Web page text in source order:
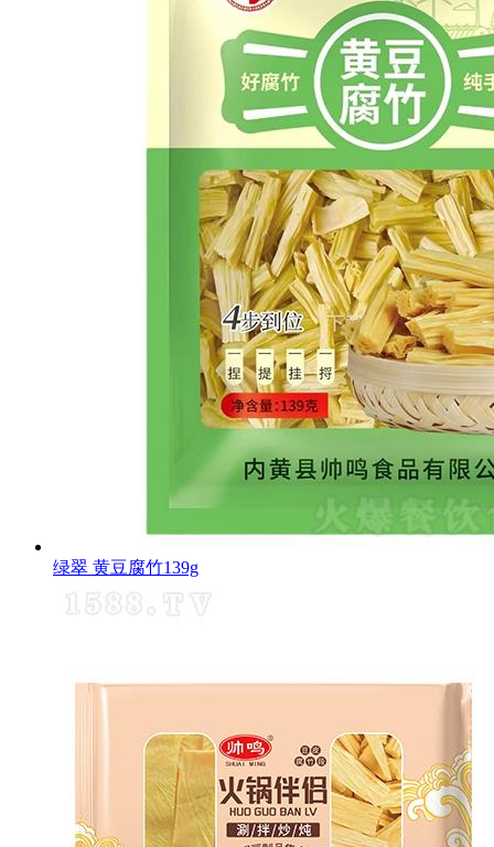
绿翠 黄豆腐竹139g